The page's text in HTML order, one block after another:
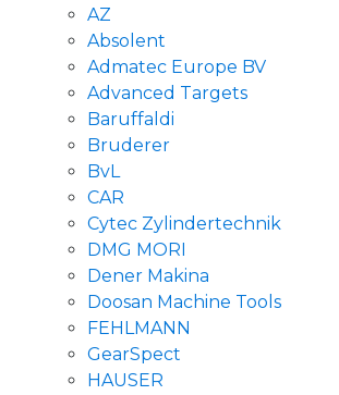
AZ
Absolent
Admatec Europe BV
Advanced Targets
Baruffaldi
Bruderer
BvL
CAR
Cytec Zylindertechnik
DMG MORI
Dener Makina
Doosan Machine Tools
FEHLMANN
GearSpect
HAUSER